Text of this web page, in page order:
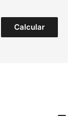
Calcular